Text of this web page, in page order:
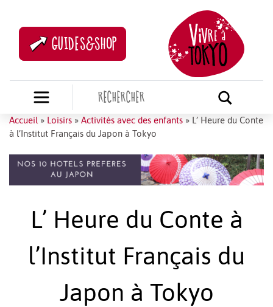
GUIDES&SHOP
Accueil » Loisirs » Activités avec des enfants » L’ Heure du Conte
à l’Institut Français du Japon à Tokyo
L’ Heure du Conte à
l’Institut Français du
Japon à Tokyo